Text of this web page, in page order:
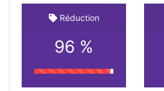
Réduction
96 %